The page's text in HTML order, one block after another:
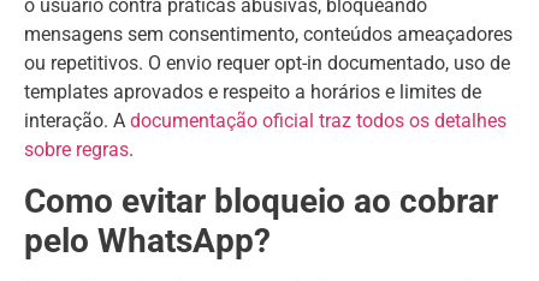
o usuário contra práticas abusivas, bloqueando
mensagens sem consentimento, conteúdos ameaçadores
ou repetitivos. O envio requer opt-in documentado, uso de
templates aprovados e respeito a horários e limites de
interação. A documentação oficial traz todos os detalhes
sobre regras.
Como evitar bloqueio ao cobrar
pelo WhatsApp?